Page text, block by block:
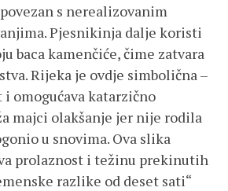
s nerealizovanim
Pjesnikinja dalje koristi
baca kamenčiće, čime zatvara
Rijeka je ovdje simbolična –
omogućava katarzično
majci olakšanje jer nije rodila
u snovima. Ova slika
prolaznost i težinu prekinutih
razlike od deset sati“